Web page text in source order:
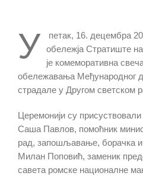
У
петак, 16. децембра
обележја Стратиште
је комеморативна
обележавања Међународног
страдале у Другом светском
Церемонији су
Саша Павлов, помоћник
рад, запошљавање, борачка
Милан Поповић, заменик
савета ромске националне